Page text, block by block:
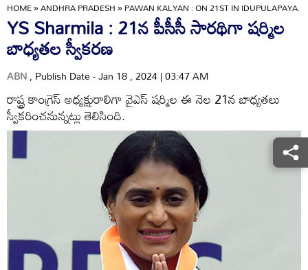
HOME»ANDHRA PRADESH»PAWAN KALYAN : ON 21ST IN IDUPULAPAYA.
YS Sharmila : 21న పీసీసీ సారథిగా షర్మిల
బాధ్యతల స్వీకరణ
ABN, Publish Date - Jan 18 , 2024 | 03:47 AM
రాష్ట్ర కాంగ్రెస్‌ అధ్యక్షురాలిగా వైఎస్‌ షర్మిల ఈ నెల 21న బాధ్యతలు
స్వీకరించనున్నట్లు తెలిసింది.